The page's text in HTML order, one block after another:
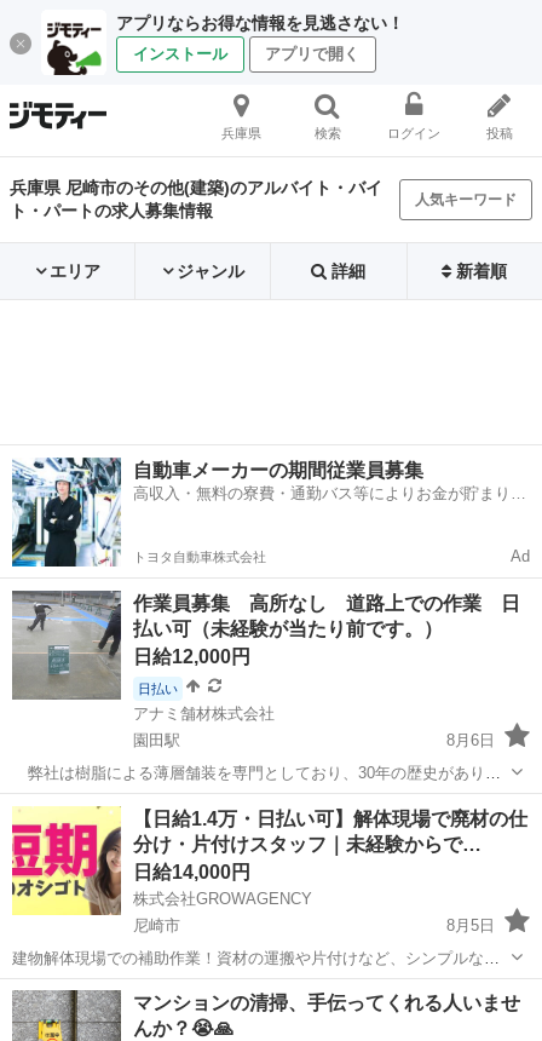
アプリならお得な情報を見逃さない！
インストール アプリで開く
兵庫県 検索 ログイン 投稿
兵庫県 尼崎市のその他(建築)のアルバイト・バイ
ト・パートの求人募集情報
人気キーワード
エリア ジャンル 詳細 新着順
自動車メーカーの期間従業員募集
高収入・無料の寮費・通勤バス等によりお金が貯まりや
トヨタ自動車株式会社 Ad
作業員募集 高所なし 道路上での作業 日
払い可（未経験が当たり前です。）
日給12,000円
日払い
アナミ舗材株式会社
園田駅
8月6日
弊社は樹脂による薄層舗装を専門としており、30年の歴史がありま
す。 30年の歴史の中には培われた技術もあり、汚泥のように溜まっ
ていったくだらない慣例もあります。 2年前に代表取締役が交代
し、若手中心の会社に生まれ変...
兵庫 尼崎市 園田駅 その他 代表取締役
【日給1.4万・日払い可】解体現場で廃材の仕
分け・片付けスタッフ｜未経験からで…
日給14,000円
株式会社GROWAGENCY
尼崎市
8月5日
建物解体現場での補助作業！資材の運搬や片付けなど、シンプルな手
元作業が中心です。 日給1.4万円！ 日払いOK！ 体を動かしたい方に
おすすめ！ 週休2日制で、短期の勤務も相談可能です。 ...
兵庫 尼崎市
マンションの清掃、手伝ってくれる人いませ
んか？😭🙏